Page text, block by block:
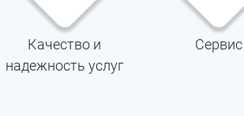
Качество и
надежность услуг
Сервис